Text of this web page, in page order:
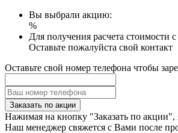
Вы выбрали акцию:
%
Для получения расчета стоимости
Оставьте пожалуйста свой контакт
Оставьте свой номер телефона чтобы
Заказать по акции
Нажимая на кнопку "Заказать по акции",
Наш менеджер свяжется с Вами после